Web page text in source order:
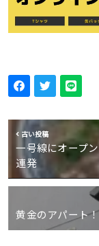
古い投稿
一号線にオープ
連発
黄金のアパート